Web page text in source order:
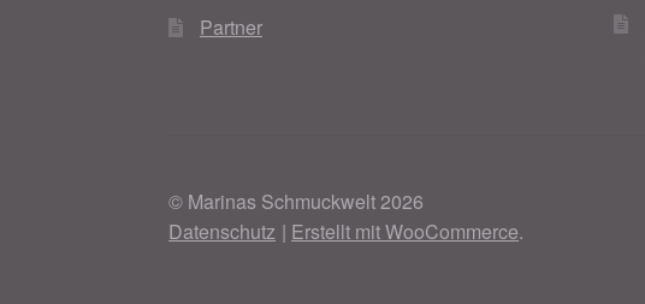
Partner
© Marinas Schmuckwelt 2026
Datenschutz
Erstellt mit WooCommerce.